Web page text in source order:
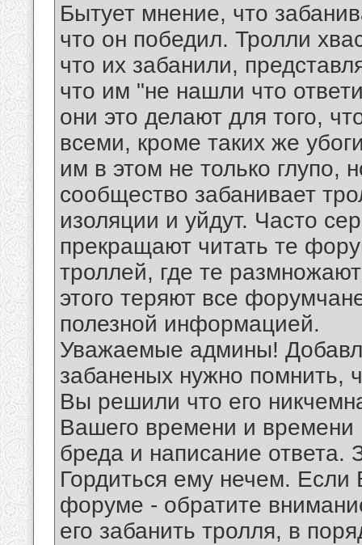
Бытует мнение, что
что он победил. Тролли
что их забанили,
что им "не нашли что
они это делают для того,
всеми, кроме таких же
им в этом не только глупо,
сообщество забанивает
изоляции и уйдут. Часто
прекращают читать те
троллей, где те
этого теряют все
полезной информацией.
Уважаемые админы!
забаненых нужно помнить,
Вы решили что его
Вашего времени и
бреда и написание ответа.
Гордиться ему нечем.
форуме - обратите
его забанить тролля, в